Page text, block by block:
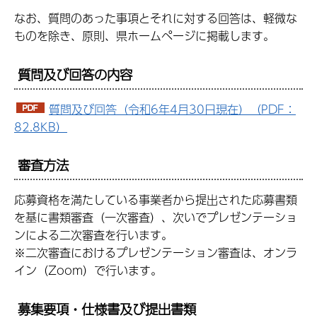
なお、質問のあった事項とそれに対する回答は、軽微な
ものを除き、原則、県ホームページに掲載します。
質問及び回答の内容
質問及び回答（令和6年4月30日現在）（PDF：
82.8KB）
審査方法
応募資格を満たしている事業者から提出された応募書類
を基に書類審査（一次審査）、次いでプレゼンテーショ
ンによる二次審査を行います。
※二次審査におけるプレゼンテーション審査は、オンラ
イン（Zoom）で行います。
募集要項・仕様書及び提出書類